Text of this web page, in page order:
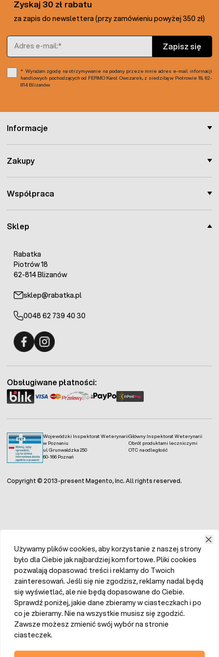
Sklep
Rabatka
Piotrów 18
62-814 Blizanów
sklep@rabatka.pl
0048 62 739 40 30
Informacje
Zakupy
Współpraca
Zyskaj 30 zł rabatu
za zapis do newslettera (przy zamówieniu powyżej 350 zł)
Adres e-mail
Zapisz się
Wyrażam zgodę na otrzymywanie na podany przeze mnie adres e-mail informacji
handlowych pochodzących od FERMO Karol Owczarek, z siedzibą w Piotrowie 18, 62-
814 Blizanów.
Wojewódzki Inspektorat Weterynarii
w Poznaniu
ul. Grunwaldzka 250
60-166 Poznań
Główny Inspektorat Weterynarii
Obrót produktami leczniczymi
OTC na odległość
Obsługiwane płatności:
Copyright © 2013-present Magento, Inc. All rights reserved.
Używamy plików cookies, aby korzystanie z naszej strony
było dla Ciebie jak najbardziej komfortowe. Pliki cookies
pozwalają dopasować treści i reklamy do Twoich
zainteresowań. Jeśli się nie zgodzisz, reklamy nadal będą
się wyświetlać, ale nie będą dopasowane do Ciebie.
Sprawdź poniżej, jakie dane zbieramy w ciasteczkach i po
co je zbieramy. Nie na wszystkie musisz się zgodzić.
Zawsze możesz zmienić swój wybór na stronie
ciasteczek.